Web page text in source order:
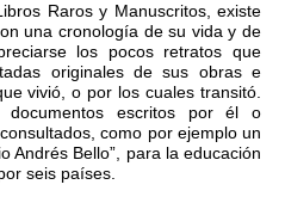
Raros y Manuscritos, existe
una cronología de su vida y de
los pocos retratos que
originales de sus obras e
vivió, o por los cuales transitó.
documentos escritos por él o
como por ejemplo un
Andrés Bello”, para la educación
seis países.